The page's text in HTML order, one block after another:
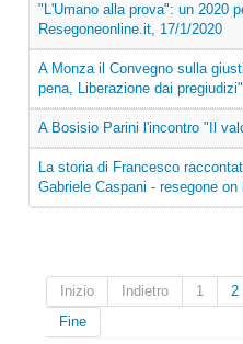
"L'Umano alla prova": un 2020
Resegoneonline.it, 17/1/2020
A Monza il Convegno sulla
pena, Liberazione dai
A Bosisio Parini l'incontro "Il
La storia di Francesco
Gabriele Caspani - resegone on
Inizio Indietro 1 2
Fine